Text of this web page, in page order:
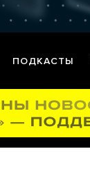
ПОДКАСТЫ